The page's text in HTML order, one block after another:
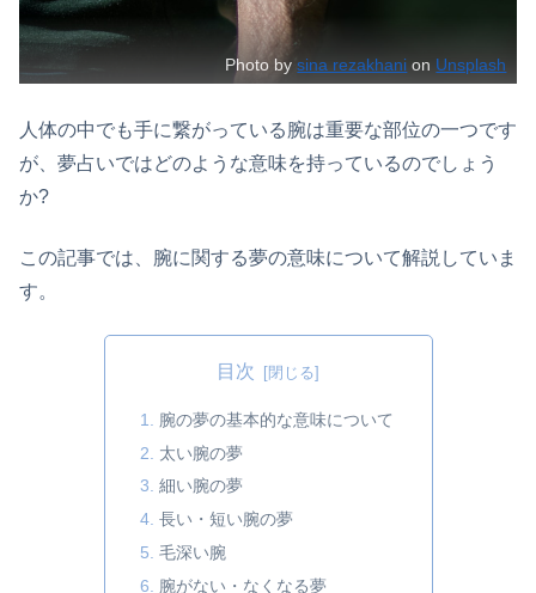
Photo bysina rezakhani on Unsplash
人体の中でも手に繋がっている腕は重要な部位の一つです
が、夢占いではどのような意味を持っているのでしょう
か?
この記事では、腕に関する夢の意味について解説していま
す。
目次
腕の夢の基本的な意味について
太い腕の夢
細い腕の夢
長い・短い腕の夢
毛深い腕
腕がない・なくなる夢